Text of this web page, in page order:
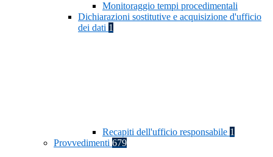
Monitoraggio tempi procedimentali
Dichiarazioni sostitutive e acquisizione d'ufficio
dei dati 1
Recapiti dell'ufficio responsabile 1
Provvedimenti 679